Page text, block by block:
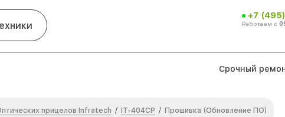
+7
Работаем с
Срочный
прицелов Infratech / IT-404CP / Прошивка (Обновление ПО)